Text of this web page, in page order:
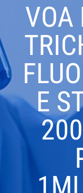
VOA
E